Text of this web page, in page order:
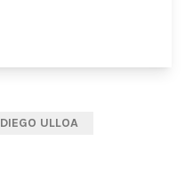
DIEGO ULLOA